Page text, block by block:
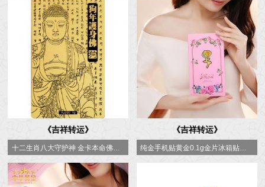
《吉祥转运》
十二生肖八大守护神 金卡本命佛普贤 虚空藏随身金卡片金属佛卡
《吉祥转运》
纯金手机贴黄金0.1g金片冰箱贴玫瑰花999足金手机贴